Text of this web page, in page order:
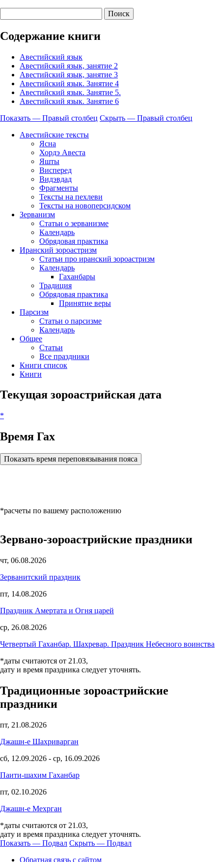
Содержание книги
Авестийский язык
Авестийский язык, занятие 2
Авестийский язык, занятие 3
Авестийский язык. Занятие 4
Авестийский язык. Занятие 5.
Авестийский язык. Занятие 6
Правый
столбец
Показать — Правый столбец Скрыть — Правый столбец
Авестийские тексты
Ясна
Хордэ Авеста
Яшты
Висперед
Видэвдад
Фрагменты
Тексты на пехлеви
Тексты на новоперсидском
Зерванизм
Статьи о зерванизме
Календарь
Обрядовая практика
Иранский зороастризм
Статьи про иранский зороастризм
Календарь
Гаханбары
Традиция
Обрядовая практика
Принятие веры
Парсизм
Статьи о парсизме
Календарь
Общее
Статьи
Все праздники
Книги список
Книги
Текущая зороастрийская дата
*
Время Гах
Показать время переповязывания пояса
*расчеты по вашему расположению
Зервано-зороастрийские праздники
чт, 06.08.2026
Зерванитский праздник
пт, 14.08.2026
Праздник Амертата и Огня царей
ср, 26.08.2026
Четвертый Гаханбар. Шахревар. Праздник Небесного воинства
*даты считаются от 21.03,
дату и время праздника следует уточнять.
Традиционные зороастрийские
праздники
пт, 21.08.2026
Джашн-е Шахриварган
сб, 12.09.2026 - ср, 16.09.2026
Паити-шахим Гаханбар
пт, 02.10.2026
Джашн-е Мехрган
*даты считаются от 21.03,
дату и время праздника следует уточнять.
Подвал
Показать — Подвал Скрыть — Подвал
Обратная связь с сайтом